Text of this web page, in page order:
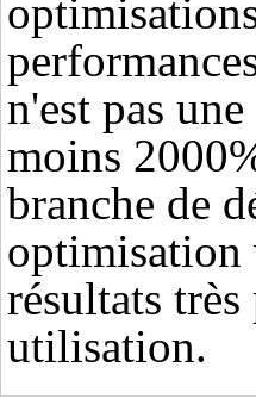
n'est pas
moins
branche de
optimisation
résultats
utilisation.